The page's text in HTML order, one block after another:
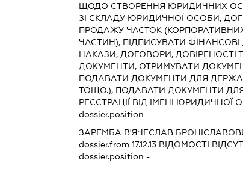
ЩОДО СТВОРЕННЯ ЮРИДИЧНИХ
ЗІ СКЛАДУ ЮРИДИЧНОЇ ОСОБИ,
ПРОДАЖУ ЧАСТОК
ЧАСТИН), ПІДПИСУВАТИ
НАКАЗИ, ДОГОВОРИ, ДОВІРЕНОСТІ
ДОКУМЕНТИ, ОТРИМУВАТИ
ПОДАВАТИ ДОКУМЕНТИ ДЛЯ
ТОЩО.), ПОДАВАТИ ДОКУМЕНТИ
РЕЄСТРАЦІЇ ВІД ІМЕНІ ЮРИДИЧНОЇ
dossier.position -
ЗАРЕМБА В'ЯЧЕСЛАВ
dossier.from 17.12.13ВІДОМОСТІ
dossier.position -